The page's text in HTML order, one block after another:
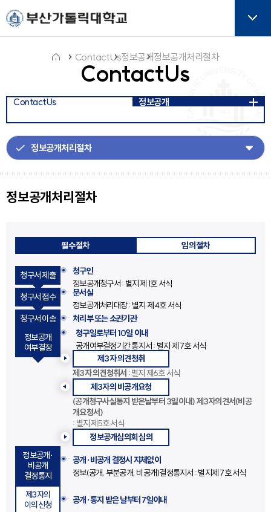
주메뉴로 가기
본문으로 가기
하단으로 가기
ContactUs
아
이
콘
ContactUs정보공개정보공개처리절차
ContactUs 정보공개
정보공개처리절차
필수절차 임의절차
청구서 제출
청구인
정보공개청구서 : 별지 제 1호 서식
청구서 접수
문서실
정보공개처리대장 : 별지 제 4호 서식
청구서 이송
처리부 또는 소관기관
정보공개
여부결정
청구일로부터 10일 이내
공개여부결정기간 통지서 : 별지 제 7호 서식
제3자 의견청취
제3자 의견청취서 : 별지 제6호 서식
제3자의 비공개요청
(공개청구사실통지 받은날부터 3일이내) 제3자의견서(비공
개요청서)
: 별지 제5호 서식
정보공개심의회 심의
정보공개·
비공개
결정통지
공개·비공개 결정시 지체없이
정보(공개, 부분공개, 비공개)결정통지서 : 별지제 7호 서식
제3자의
이의신청
공개·통지 받은 날부터 7일이내